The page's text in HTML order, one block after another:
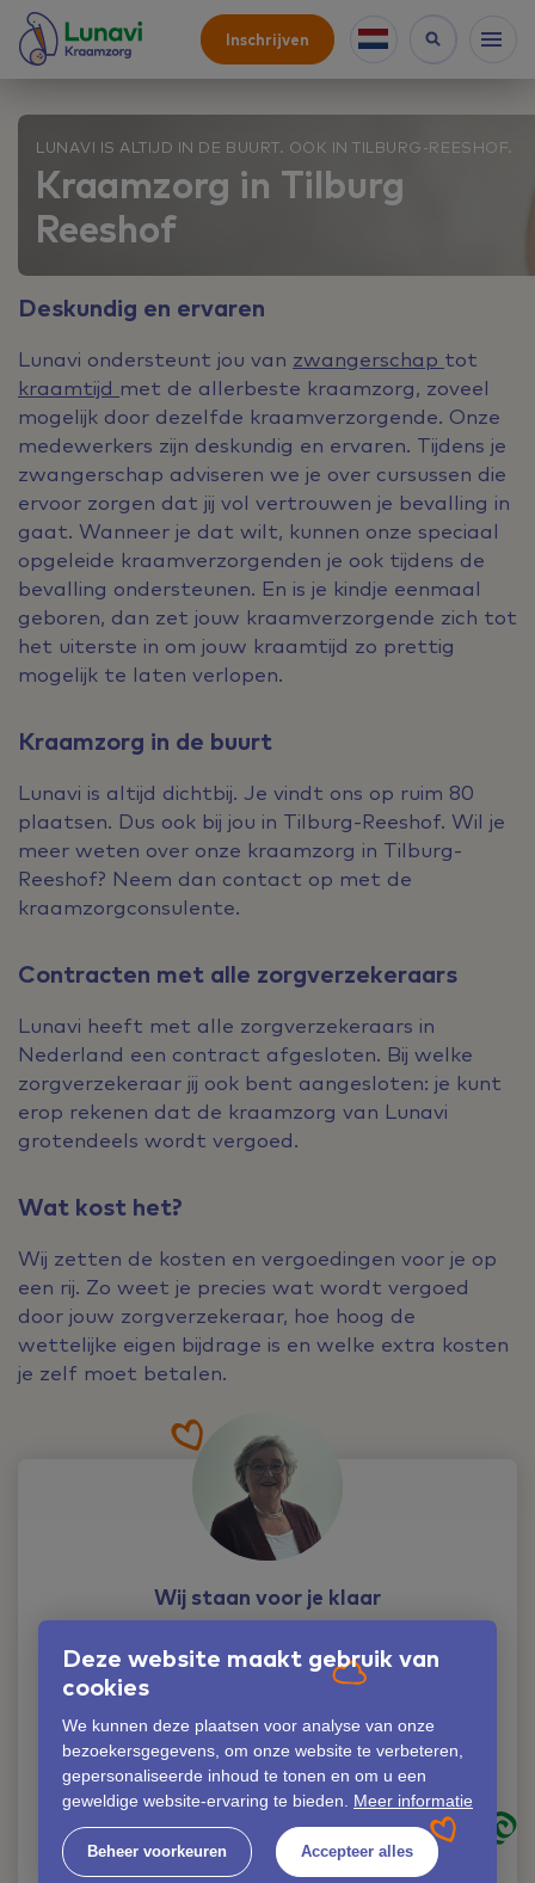
Deze website maakt gebruik van
cookies
We kunnen deze plaatsen voor analyse van onze
bezoekersgegevens, om onze website te verbeteren,
gepersonaliseerde inhoud te tonen en om u een
geweldige website-ervaring te bieden. Meer informatie
Beheer voorkeuren Accepteer alles
Inschrijven
LUNAVI IS ALTIJD IN DE BUURT. OOK IN TILBURG-REESHOF.
Kraamzorg in Tilburg
Reeshof
Deskundig en ervaren
Lunavi ondersteunt jou van zwangerschap tot
kraamtijd met de allerbeste kraamzorg, zoveel
mogelijk door dezelfde kraamverzorgende. Onze
medewerkers zijn deskundig en ervaren. Tijdens je
zwangerschap adviseren we je over cursussen die
ervoor zorgen dat jij vol vertrouwen je bevalling in
gaat. Wanneer je dat wilt, kunnen onze speciaal
opgeleide kraamverzorgenden je ook tijdens de
bevalling ondersteunen. En is je kindje eenmaal
geboren, dan zet jouw kraamverzorgende zich tot
het uiterste in om jouw kraamtijd zo prettig
mogelijk te laten verlopen.
Kraamzorg in de buurt
Lunavi is altijd dichtbij. Je vindt ons op ruim 80
plaatsen. Dus ook bij jou in Tilburg-Reeshof. Wil je
meer weten over onze kraamzorg in Tilburg-
Reeshof? Neem dan contact op met de
kraamzorgconsulente.
Contracten met alle zorgverzekeraars
Lunavi heeft met alle zorgverzekeraars in
Nederland een contract afgesloten. Bij welke
zorgverzekeraar jij ook bent aangesloten: je kunt
erop rekenen dat de kraamzorg van Lunavi
grotendeels wordt vergoed.
Wat kost het?
Wij zetten de kosten en vergoedingen voor je op
een rij. Zo weet je precies wat wordt vergoed
door jouw zorgverzekeraar, hoe hoog de
wettelijke eigen bijdrage is en welke extra kosten
je zelf moet betalen.
Wij staan voor je klaar
persoonlijk spreken?
Franciska van der Graaf
06-42353068
franciska.van.der.graaf@lunavi.nl
Kom in contact